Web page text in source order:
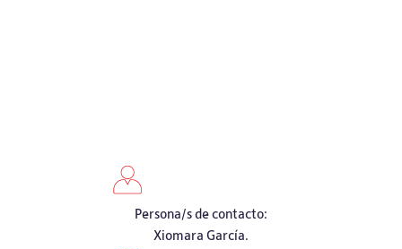
Persona/s de contacto:
Xiomara García.